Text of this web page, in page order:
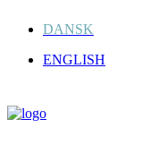
DANSK
ENGLISH